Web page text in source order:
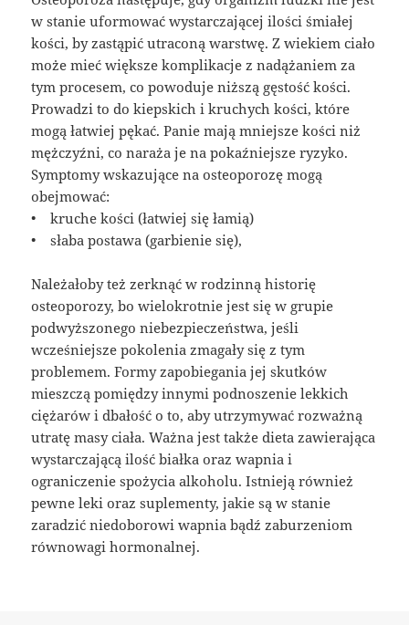
w stanie uformować wystarczającej ilości śmiałej
kości, by zastąpić utraconą warstwę. Z wiekiem ciało
może mieć większe komplikacje z nadążaniem za
tym procesem, co powoduje niższą gęstość kości.
Prowadzi to do kiepskich i kruchych kości, które
mogą łatwiej pękać. Panie mają mniejsze kości niż
mężczyźni, co naraża je na pokaźniejsze ryzyko.
Symptomy wskazujące na osteoporozę mogą
obejmować:
• kruche kości (łatwiej się łamią)
• słaba postawa (garbienie się),
Należałoby też zerknąć w rodzinną historię
osteoporozy, bo wielokrotnie jest się w grupie
podwyższonego niebezpieczeństwa, jeśli
wcześniejsze pokolenia zmagały się z tym
problemem. Formy zapobiegania jej skutków
mieszczą pomiędzy innymi podnoszenie lekkich
ciężarów i dbałość o to, aby utrzymywać rozważną
utratę masy ciała. Ważna jest także dieta zawierająca
wystarczającą ilość białka oraz wapnia i
ograniczenie spożycia alkoholu. Istnieją również
pewne leki oraz suplementy, jakie są w stanie
zaradzić niedoborowi wapnia bądź zaburzeniom
równowagi hormonalnej.